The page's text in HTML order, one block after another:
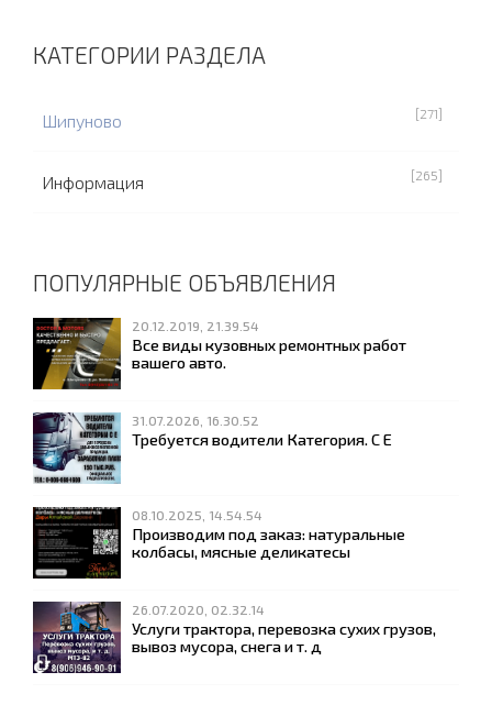
КАТЕГОРИИ РАЗДЕЛА
Шипуново [271]
Информация [265]
ПОПУЛЯРНЫЕ ОБЪЯВЛЕНИЯ
20.12.2019, 21.39.54
Все виды кузовных ремонтных работ
вашего авто.
31.07.2026, 16.30.52
Требуется водители Категория. С Е
08.10.2025, 14.54.54
Производим под заказ: натуральные
колбасы, мясные деликатесы
26.07.2020, 02.32.14
Услуги трактора, перевозка сухих грузов,
вывоз мусора, снега и т. д